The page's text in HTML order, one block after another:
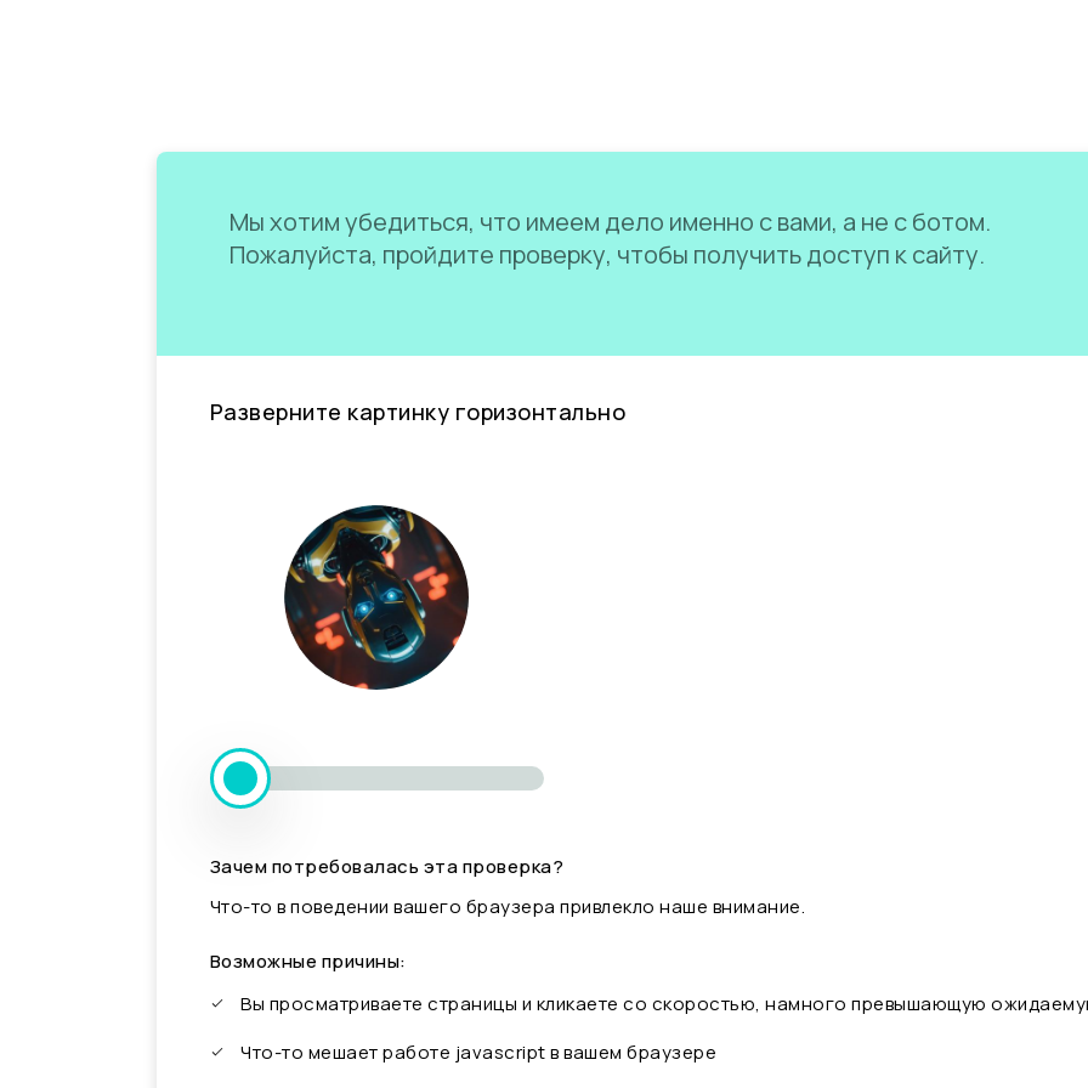
Мы хотим убедиться, что имеем дело именно с вами, а не с ботом.
Пожалуйста, пройдите проверку, чтобы получить доступ к сайту.
Разверните картинку горизонтально
Зачем потребовалась эта проверка?
Что-то в поведении вашего браузера привлекло наше внимание.
Возможные причины:
Вы просматриваете страницы и кликаете со скоростью, намного превышающую
Что-то мешает работе javascript в вашем браузере